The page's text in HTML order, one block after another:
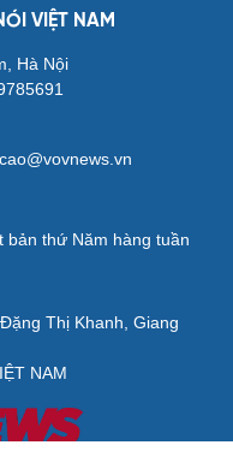
VIỆT NAM
Hà Nội
bản thứ Năm hàng tuần
Thị Khanh, Giang
NAM